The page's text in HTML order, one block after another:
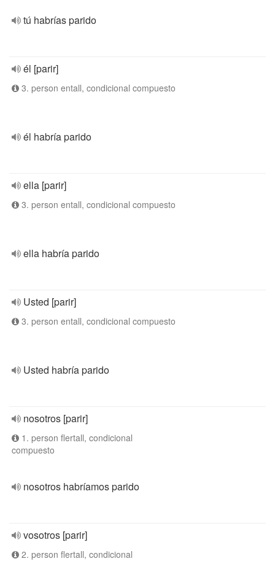
tú habrías parido
él [parir]
3. person entall, condicional compuesto
él habría parido
ella [parir]
3. person entall, condicional compuesto
ella habría parido
Usted [parir]
3. person entall, condicional compuesto
Usted habría parido
nosotros [parir]
1. person flertall, condicional
compuesto
nosotros habríamos parido
vosotros [parir]
2. person flertall, condicional